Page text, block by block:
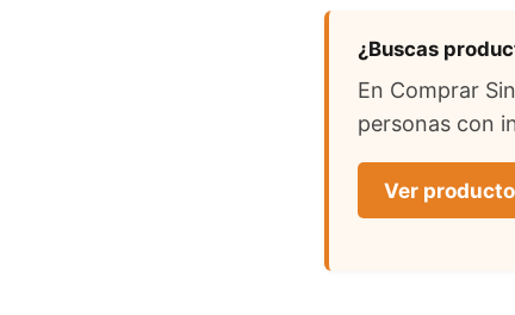
¿Buscas
En Comprar
personas con
Ver